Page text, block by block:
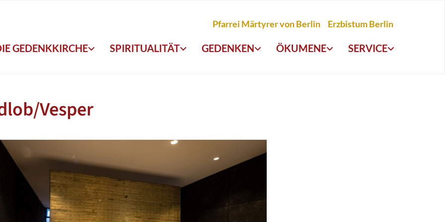
Pfarrei Märtyrer von Berlin Erzbistum Berlin
GEDENKKIRCHE SPIRITUALITÄT GEDENKEN ÖKUMENE SERVICE
Vesper